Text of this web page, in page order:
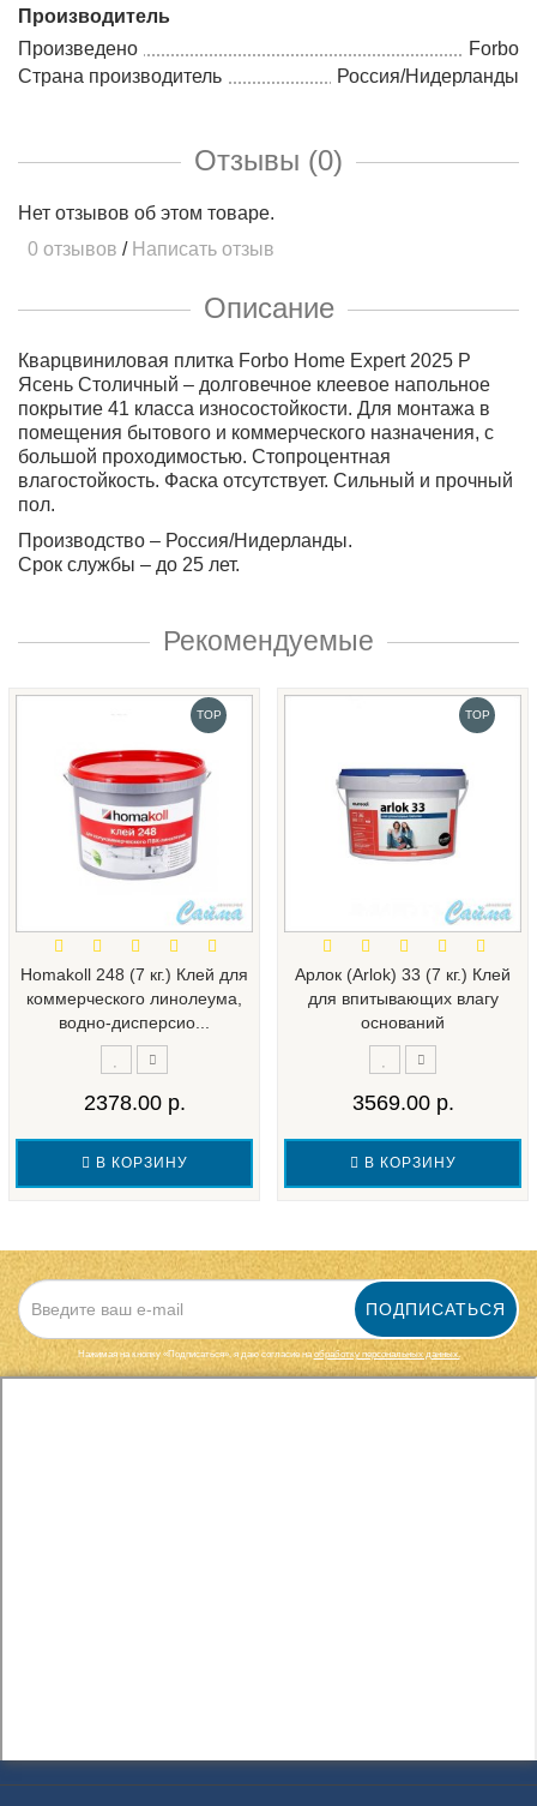
Производитель
Произведено
Forbo
Страна производитель
Россия/Нидерланды
Отзывы (0)
Нет отзывов об этом товаре.
0 отзывов / Написать отзыв
Описание
Кварцвиниловая плитка Forbo Home Expert 2025 P
Ясень Столичный – долговечное клеевое напольное
покрытие 41 класса износостойкости. Для монтажа в
помещения бытового и коммерческого назначения, с
большой проходимостью. Стопроцентная
влагостойкость. Фаска отсутствует. Сильный и прочный
пол.
Производство – Россия/Нидерланды.
Срок службы – до 25 лет.
Рекомендуемые
TOP
Homakoll 248 (7 кг.) Клей для
коммерческого линолеума,
водно-дисперсио...
2378.00 р.
В КОРЗИНУ
TOP
Арлок (Arlok) 33 (7 кг.) Клей
для впитывающих влагу
оснований
3569.00 р.
В КОРЗИНУ
ПОДПИСАТЬСЯ
Нажимая на кнопку «Подписаться», я даю cогласие на обработку персональных данных.